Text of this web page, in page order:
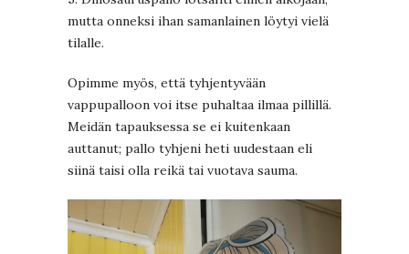
mutta onneksi ihan samanlainen löytyi vielä
tilalle.
Opimme myös, että tyhjentyvään
vappupalloon voi itse puhaltaa ilmaa pillillä.
Meidän tapauksessa se ei kuitenkaan
auttanut; pallo tyhjeni heti uudestaan eli
siinä taisi olla reikä tai vuotava sauma.